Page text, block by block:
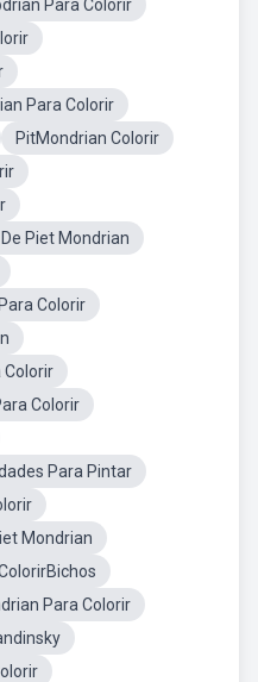
Para Colorir
Para Colorir
PitMondrian Colorir
Piet Mondrian
Colorir
Colorir
Colorir
Para Pintar
Mondrian
Para Colorir